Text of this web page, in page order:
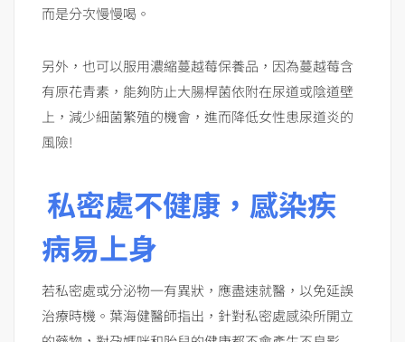
而是分次慢慢喝。
另外，也可以服用濃縮蔓越莓保養品，因為蔓越莓含
有原花青素，能夠防止大腸桿菌依附在尿道或陰道壁
上，減少細菌繁殖的機會，進而降低女性患尿道炎的
風險!
私密處不健康，感染疾
病易上身
若私密處或分泌物一有異狀，應盡速就醫，以免延誤
治療時機。葉海健醫師指出，針對私密處感染所開立